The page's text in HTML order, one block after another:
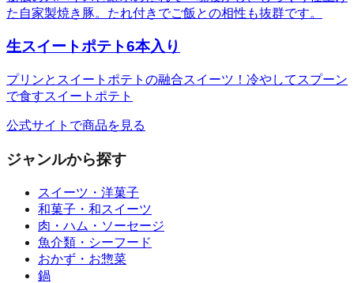
た自家製焼き豚。たれ付きでご飯との相性も抜群です。
生スイートポテト6本入り
プリンとスイートポテトの融合スイーツ！冷やしてスプーン
で食すスイートポテト
公式サイトで商品を見る
ジャンルから探す
スイーツ・洋菓子
和菓子・和スイーツ
肉・ハム・ソーセージ
魚介類・シーフード
おかず・お惣菜
鍋